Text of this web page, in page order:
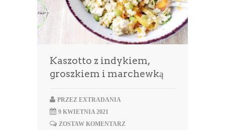
Kaszotto z indykiem,
groszkiem i marchewką
PRZEZ EXTRADANIA
9 KWIETNIA 2021
ZOSTAW KOMENTARZ